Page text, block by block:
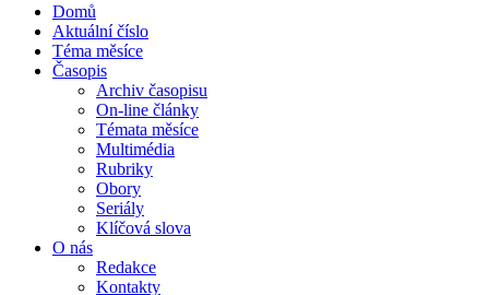
Domů
Aktuální číslo
Téma měsíce
Časopis
Archiv časopisu
On-line články
Témata měsíce
Multimédia
Rubriky
Obory
Seriály
Klíčová slova
O nás
Redakce
Kontakty